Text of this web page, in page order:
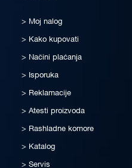
Moj nalog
Kako kupovati
Načini plaćanja
Isporuka
Reklamacije
Atesti proizvoda
Rashladne komore
Katalog
Servis